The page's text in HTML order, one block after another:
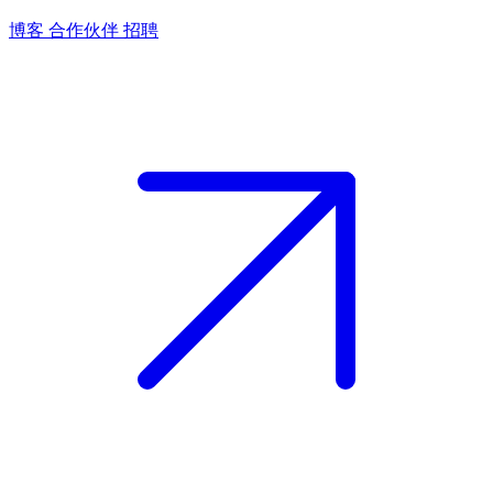
博客 合作伙伴 招聘